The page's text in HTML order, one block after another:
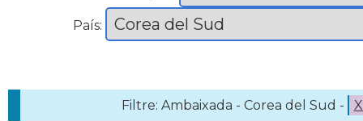
País:
Filtre: Ambaixada - Corea del Sud -